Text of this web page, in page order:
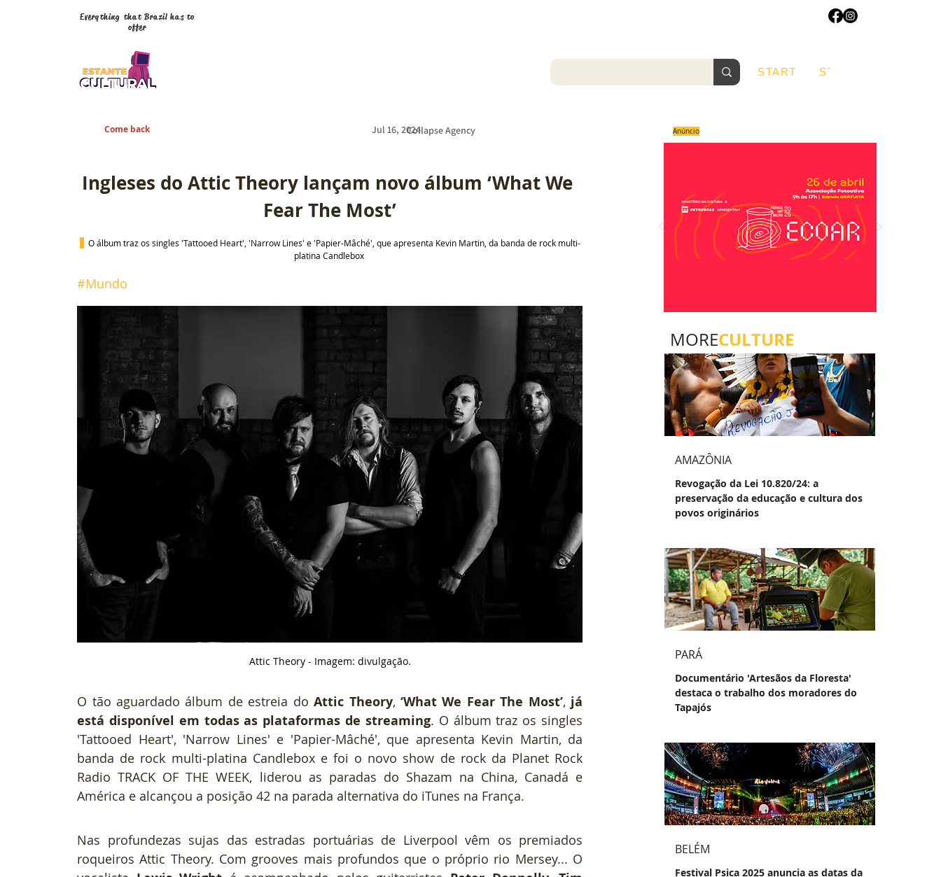
Everything that Brazil has to
offer
START START
Come back Jul 16, 2024Collapse Agency
Ingleses do Attic Theory lançam novo álbum ‘What We
Fear The Most’
O álbum traz os singles 'Tattooed Heart', 'Narrow Lines' e 'Papier-Mâché', que apresenta Kevin Martin, da banda de rock multi-
platina Candlebox
#Mundo
Attic Theory - Imagem: divulgação.
O tão aguardado álbum de estreia do Attic Theory, ‘What We Fear The Most’, já
está disponível em todas as plataformas de streaming. O álbum traz os singles
'Tattooed Heart', 'Narrow Lines' e 'Papier-Mâché', que apresenta Kevin Martin, da
banda de rock multi-platina Candlebox e foi o novo show de rock da Planet Rock
Radio TRACK OF THE WEEK, liderou as paradas do Shazam na China, Canadá e
América e alcançou a posição 42 na parada alternativa do iTunes na França.
Nas profundezas sujas das estradas portuárias de Liverpool vêm os premiados
roqueiros Attic Theory. Com grooves mais profundos que o próprio rio Mersey... O
Anúncio
MORECULTURE
AMAZÔNIA
Revogação da Lei 10.820/24: a
preservação da educação e cultura dos
povos originários
PARÁ
Documentário 'Artesãos da Floresta'
destaca o trabalho dos moradores do
Tapajós
BELÉM
Festival Psica 2025 anuncia as datas da